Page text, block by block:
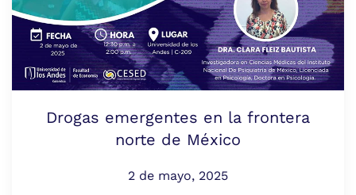
Drogas emergentes en la frontera
norte de México
2 de mayo, 2025